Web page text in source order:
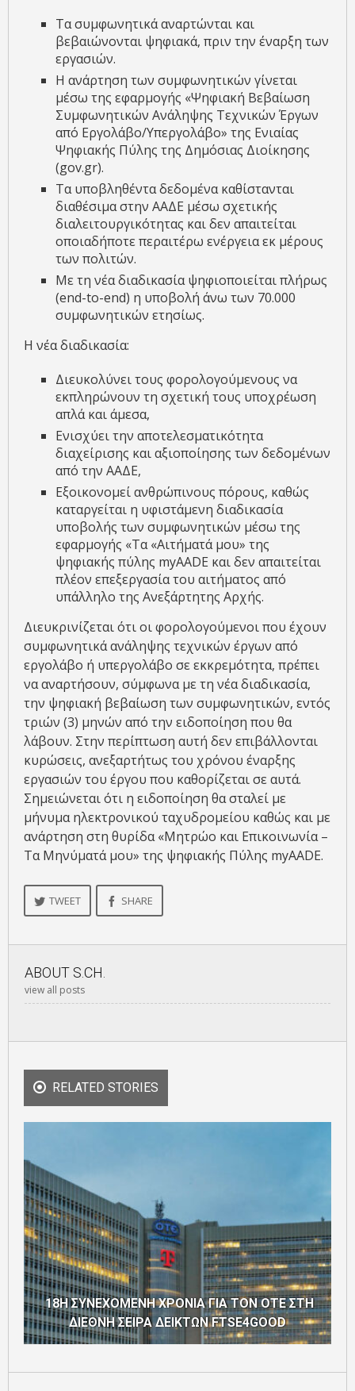
Τα συμφωνητικά αναρτώνται και
βεβαιώνονται ψηφιακά, πριν την έναρξη των
εργασιών.
Η ανάρτηση των συμφωνητικών γίνεται
μέσω της εφαρμογής «Ψηφιακή Βεβαίωση
Συμφωνητικών Ανάληψης Τεχνικών Έργων
από Εργολάβο/Υπεργολάβο» της Ενιαίας
Ψηφιακής Πύλης της Δημόσιας Διοίκησης
(gov.gr).
Τα υποβληθέντα δεδομένα καθίστανται
διαθέσιμα στην ΑΑΔΕ μέσω σχετικής
διαλειτουργικότητας και δεν απαιτείται
οποιαδήποτε περαιτέρω ενέργεια εκ μέρους
των πολιτών.
Με τη νέα διαδικασία ψηφιοποιείται πλήρως
(end-to-end) η υποβολή άνω των 70.000
συμφωνητικών ετησίως.
Η νέα διαδικασία:
Διευκολύνει τους φορολογούμενους να
εκπληρώνουν τη σχετική τους υποχρέωση
απλά και άμεσα,
⁠Ενισχύει την αποτελεσματικότητα
διαχείρισης και αξιοποίησης των δεδομένων
από την ΑΑΔΕ,
⁠Εξοικονομεί ανθρώπινους πόρους, καθώς
καταργείται η υφιστάμενη διαδικασία
υποβολής των συμφωνητικών μέσω της
εφαρμογής «Τα «Αιτήματά μου» της
ψηφιακής πύλης myAADE και δεν απαιτείται
πλέον επεξεργασία του αιτήματος από
υπάλληλο της Ανεξάρτητης Αρχής.
Διευκρινίζεται ότι οι φορολογούμενοι που έχουν
συμφωνητικά ανάληψης τεχνικών έργων από
εργολάβο ή υπεργολάβο σε εκκρεμότητα, πρέπει
να αναρτήσουν, σύμφωνα με τη νέα διαδικασία,
την ψηφιακή βεβαίωση των συμφωνητικών, εντός
τριών (3) μηνών από την ειδοποίηση που θα
λάβουν. Στην περίπτωση αυτή δεν επιβάλλονται
κυρώσεις, ανεξαρτήτως του χρόνου έναρξης
εργασιών του έργου που καθορίζεται σε αυτά.
Σημειώνεται ότι η ειδοποίηση θα σταλεί με
μήνυμα ηλεκτρονικού ταχυδρομείου καθώς και με
ανάρτηση στη θυρίδα «Μητρώο και Επικοινωνία –
Τα Μηνύματά μου» της ψηφιακής Πύλης myAADE.
TWEET SHARE
ABOUT S.CH.
view all posts
RELATED STORIES
18Η ΣΥΝΕΧΟΜΕΝΗ ΧΡΟΝΙΑ ΓΙΑ ΤΟΝ ΟΤΕ ΣΤΗ
ΔΙΕΘΝΗ ΣΕΙΡΑ ΔΕΙΚΤΩΝ FTSE4GOOD